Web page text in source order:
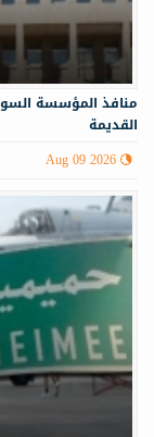
منافذ المؤسسة
القديمة
Aug 09 2026